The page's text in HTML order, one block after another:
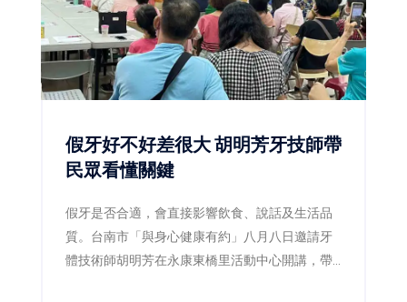
假牙好不好差很大 胡明芳牙技師帶
民眾看懂關鍵
假牙是否合適，會直接影響飲食、說話及生活品
質。台南市「與身心健康有約」八月八日邀請牙
體技術師胡明芳在永康東橋里活動中心開講，帶